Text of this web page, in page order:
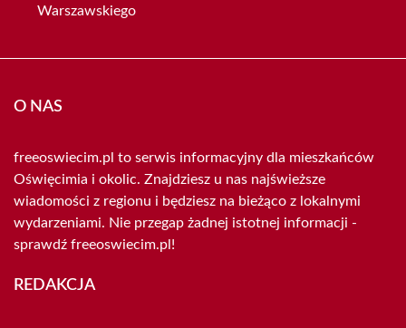
Warszawskiego
O NAS
freeoswiecim.pl to serwis informacyjny dla mieszkańców
Oświęcimia i okolic. Znajdziesz u nas najświeższe
wiadomości z regionu i będziesz na bieżąco z lokalnymi
wydarzeniami. Nie przegap żadnej istotnej informacji -
sprawdź freeoswiecim.pl!
REDAKCJA